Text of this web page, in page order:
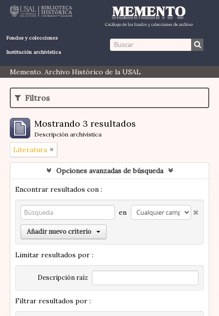
Fondos y colecciones
Institución archivística
Memento. Archivo Histórico de la USAL
Filtros
Mostrando 3 resultados
Descripción archivística
Literatura
Opciones avanzadas de búsqueda
Encontrar resultados con :
en
Añadir nuevo criterio
Limitar resultados por :
Descripción raíz
Filtrar resultados por :